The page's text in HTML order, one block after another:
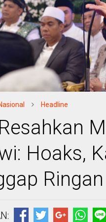
Headline
Hoaks,
Ringan